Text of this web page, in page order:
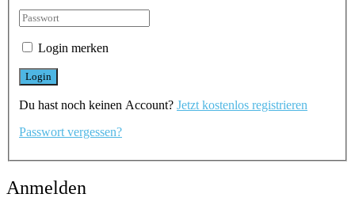
Login merken
Du hast noch keinen Account? Jetzt kostenlos registrieren
Passwort vergessen?
Anmelden